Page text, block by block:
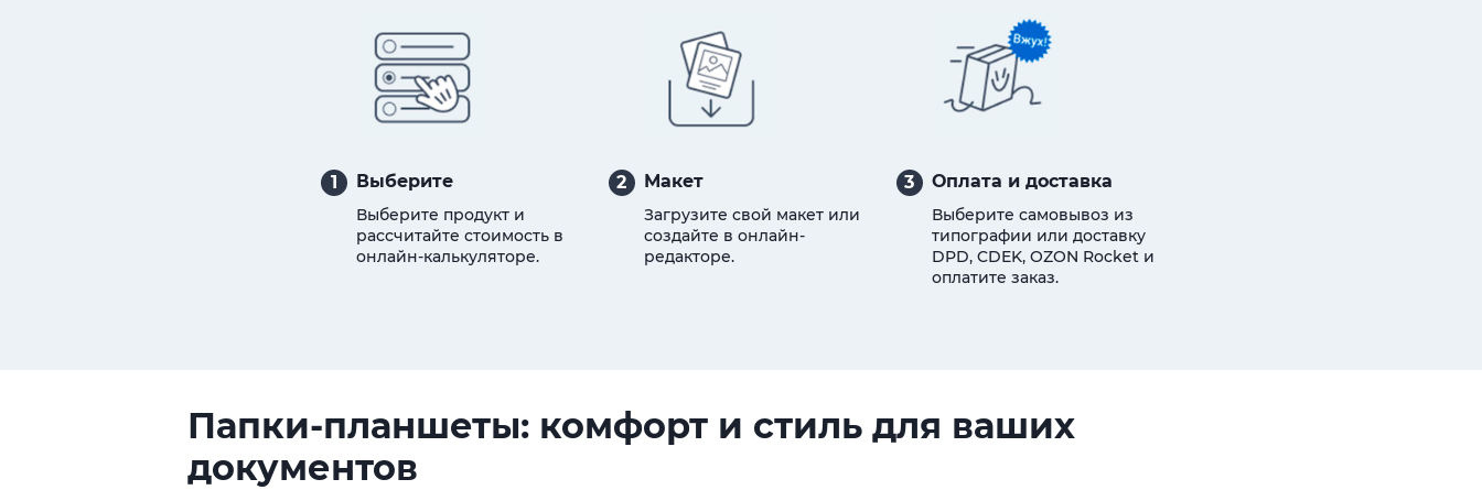
1 Выберите
Выберите продукт и
рассчитайте стоимость в
онлайн-калькуляторе.
2 Макет
Загрузите свой макет или
создайте в онлайн-
редакторе.
3 Оплата и доставка
Выберите самовывоз из
типографии или доставку
DPD, CDEK, OZON Rocket и
оплатите заказ.
Папки-планшеты: комфорт и стиль для ваших
документов